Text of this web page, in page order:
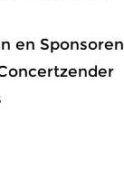
en Sponsoren